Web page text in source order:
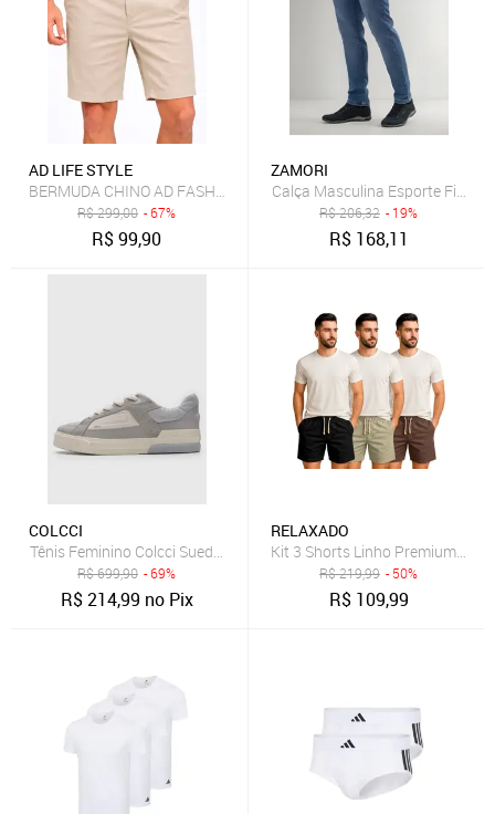
AD LIFE STYLE
BERMUDA CHINO AD FASHION MASC AREIA
R$299,00 - 67%
R$99,90
ZAMORI
Calça Masculina Esporte Fino
R$206,32 - 19%
R$ 168,11
COLCCI
Tênis Feminino Colcci Suede Cinza
R$699,90 - 69%
R$214,99 no Pix
RELAXADO
Kit 3 Shorts Linho Premium
R$219,99 - 50%
R$ 109,99